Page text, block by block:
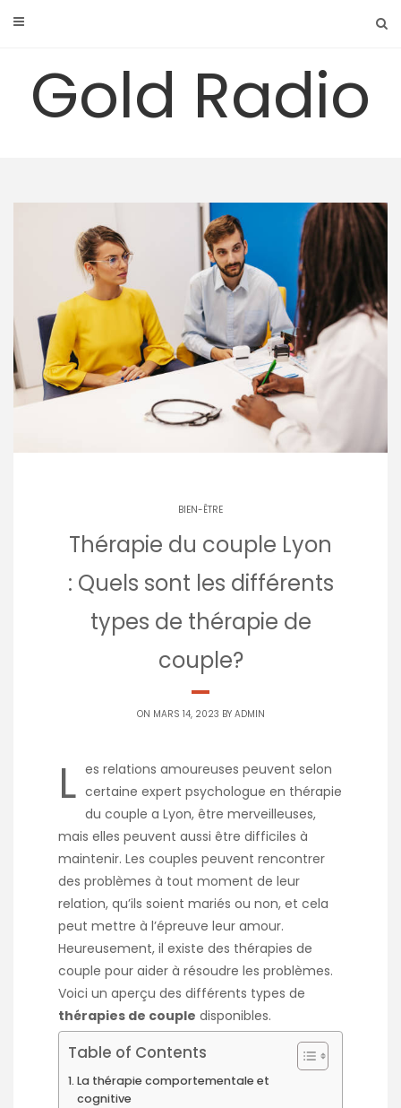
Gold Radio
BIEN-ÊTRE
Thérapie du couple Lyon
: Quels sont les différents
types de thérapie de
couple?
ON MARS 14, 2023 BY ADMIN
L es relations amoureuses peuvent selon
certaine expert psychologue en thérapie
du couple a Lyon, être merveilleuses,
mais elles peuvent aussi être difficiles à
maintenir. Les couples peuvent rencontrer
des problèmes à tout moment de leur
relation, qu’ils soient mariés ou non, et cela
peut mettre à l’épreuve leur amour.
Heureusement, il existe des thérapies de
couple pour aider à résoudre les problèmes.
Voici un aperçu des différents types de
thérapies de couple disponibles.
Table of Contents
La thérapie comportementale et
cognitive